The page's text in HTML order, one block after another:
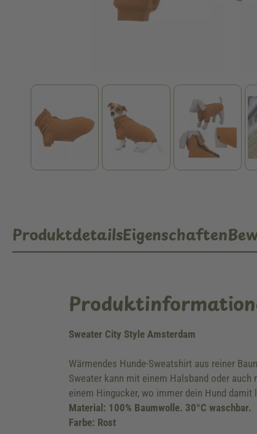
ProduktdetailsEigenschaften
Sweater City Style Amsterdam
Wärmendes Hunde-Sweatshirt aus reiner
Sweater kann mit einem Halsband oder
einem Hingucker, wo immer dein Hund damit
Material: 100% Baumwolle. 30°C waschbar.
Farbe: Rost